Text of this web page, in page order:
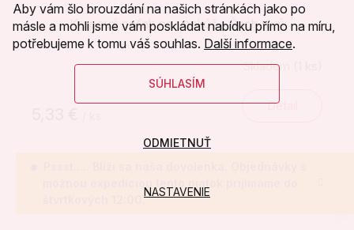
Aby vám šlo brouzdání na našich stránkách jako po
másle a mohli jsme vám poskládat nabídku přímo na míru,
potřebujeme k tomu váš souhlas. Další informace.
SÚHLASÍM
NASTAVENIE
ODMIETNUŤ
štvrtkových 12:00.
Krepový poťah na vankúš - Šach sivý
Skladem
Detail